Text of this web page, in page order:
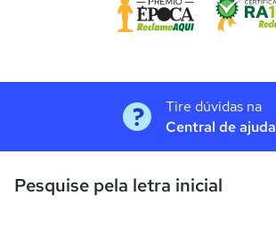
Tire dúvidas na
Central de ajuda
Pesquise pela letra inicial